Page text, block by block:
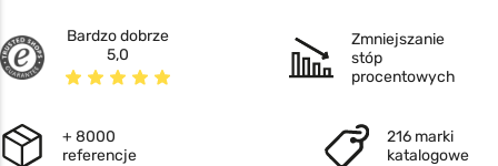
Bardzo dobrze
5,0
Zmniejszanie
stóp
procentowych
+ 8000
referencje
216 marki
katalogowe